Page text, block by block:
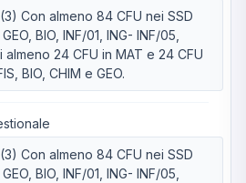
(3) Con almeno 84 CFU nei SSD
BIO, INF/01, ING- INF/05,
almeno 24 CFU in MAT e 24 CFU
BIO, CHIM e GEO.
(3) Con almeno 84 CFU nei SSD
BIO, INF/01, ING- INF/05,